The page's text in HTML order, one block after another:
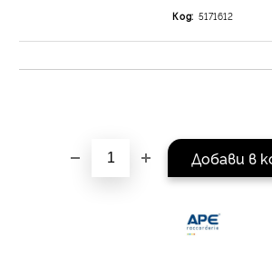
Код: 5171612на
/